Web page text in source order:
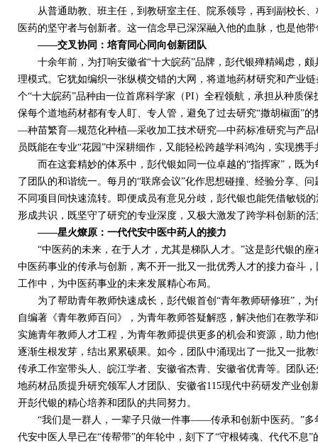
从普通助教、班主任，到教研室主任、院系领导，再到副校长、
医药的坚守者与创新者。这一信念早已深深融入他的血脉，也是他
——交叉协同：培育同心同向创新团队
十余年前，为打响安徽省“十大皖药”品牌，彭代银殚精竭虑，颇
理模式。它犹如编织一张纵横交错的大网，将道地药材研究和产业
个“十大皖药”品种由一位首席科学家（PI ）全程领航，承担从种质
保每个道地药材都有专人盯、专人管，避免了过去研究“撒胡椒面”
—种苗繁育—规范化种植—采收加工技术研究—中药标准研究与产品
员既能在专业“花园”中深耕细作，又能轻松跨越学科鸿沟，实现携
而在这套精妙的体系中，彭代银如同一位卓越的“指挥家”，既为
了团队的和谐统一。每月的“联席会议”化作思想碰撞、经验分享、
不同项目间快速流转。即便成员有意见分歧，彭代银也能凭借敏锐
形成共识，既坚守了研究的专业深度，又极大激发了跨学科创新的活
——星火燎原： 一代代安中医中药人的接力
“中医药的未来，在于人才，尤其是梯队人才。”这是彭代银的座
中医药事业的传承与创新，离不开一批又一批优秀人才的接力奋斗
工作中，为中医药事业的未来发展精心布局。
为了帮助青年教师快速成长，彭代银首创“青年教师研修班”，为
自编著《青年教师百问》，为青年教师答疑解惑，解决他们在教学
实施青年教师人才工程，为青年教师提供更多的机会和资源，助力
逐渐生根发芽，结出累累硕果。如今，团队中涌现出了一批又一批
传承工作室带头人、皖江学者、安徽省杰青、安徽省优青等。团队
地药材品质提升研究领军人才团队、安徽省115现代中药研发产业创
开彭代银的精心培养和团队的共同努力。
“我们是一群人，一辈子只做一件事——传承和创新中医药。”多
代安中医人早已在“传帮带”的年轮中，刻下了“守根铸魂、代代不息